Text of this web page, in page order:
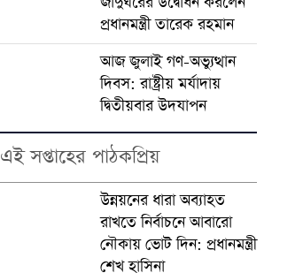
প্রধানমন্ত্রী তারেক রহমান
আজ জুলাই গণ-অভ্যুত্থান
দিবস: রাষ্ট্রীয় মর্যাদায়
দ্বিতীয়বার উদযাপন
এই সপ্তাহের পাঠকপ্রিয়
উন্নয়নের ধারা অব্যাহত
রাখতে নির্বাচনে আবারো
নৌকায় ভোট দিন: প্রধানমন্ত্রী
শেখ হাসিনা